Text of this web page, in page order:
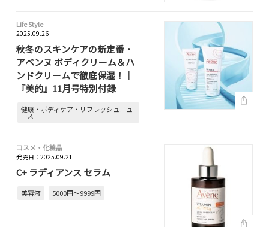
Life Style
2025.09.26
秋冬のスキンケアの新定番・
アベンヌ ボディクリーム＆ハ
ンドクリームで徹底保湿！｜
『美的』11月号特別付録
健康・ボディケア・リフレッシュニュ
ース
コスメ・化粧品
発売日：2025.09.21
C+ ラディアンス セラム
美容液 5000円～9999円